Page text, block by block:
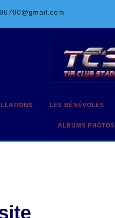
LES BÉNÉVOLES
ALBUMS PHOTOS